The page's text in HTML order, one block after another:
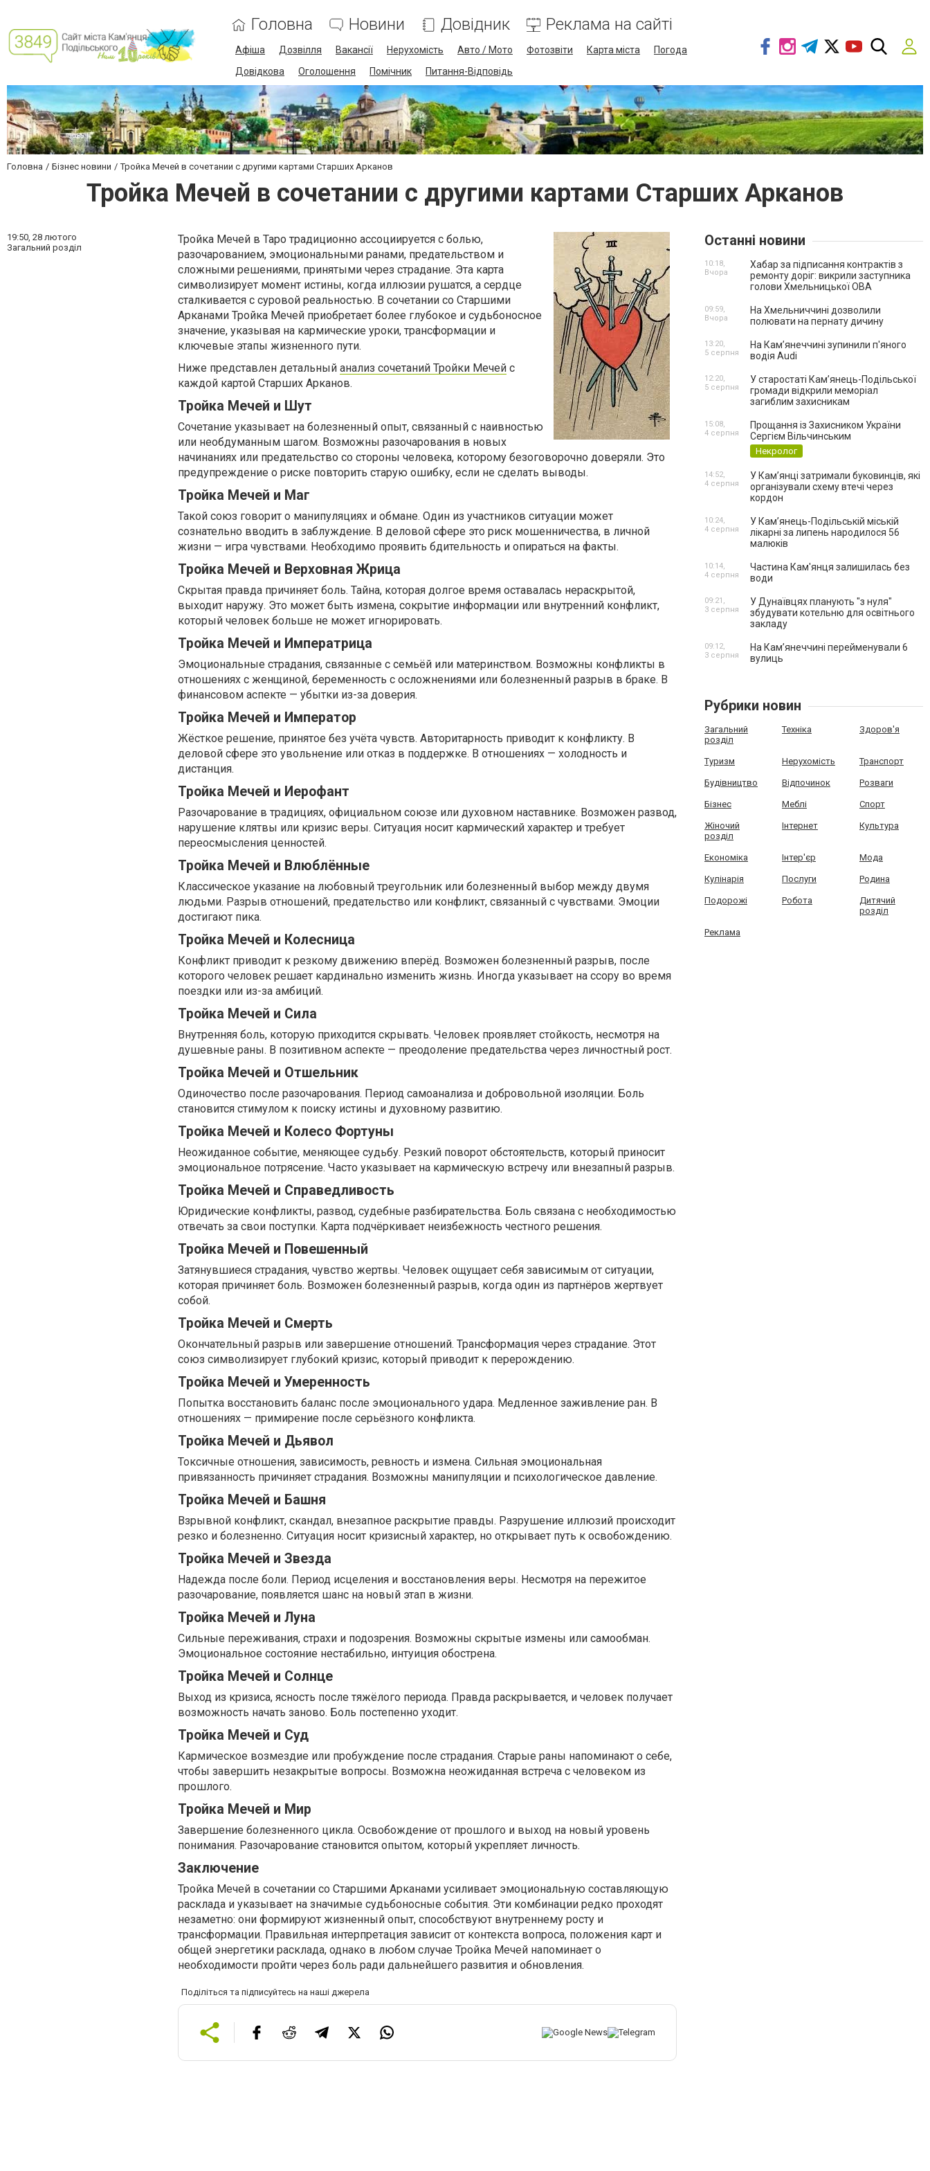
Головна Новини Довідник Реклама на сайті
Афіша Дозвілля Вакансії Нерухомість Авто / Мото Фотозвіти Карта міста
Погода
Довідкова
Оголошення Помічник Питання-Відповідь
Головна Бізнес новини Тройка Мечей в сочетании с другими картами Старших Арканов
Тройка Мечей в сочетании с другими картами Старших Арканов
19:50, 28 лютого
Загальний розділ
Тройка Мечей в Таро традиционно ассоциируется с болью,
разочарованием, эмоциональными ранами, предательством и
сложными решениями, принятыми через страдание. Эта карта
символизирует момент истины, когда иллюзии рушатся, а сердце
сталкивается с суровой реальностью. В сочетании со Старшими
Арканами Тройка Мечей приобретает более глубокое и судьбоносное
значение, указывая на кармические уроки, трансформации и
ключевые этапы жизненного пути.
Ниже представлен детальный анализ сочетаний Тройки Мечей с
каждой картой Старших Арканов.
Тройка Мечей и Шут
Сочетание указывает на болезненный опыт, связанный с наивностью
или необдуманным шагом. Возможны разочарования в новых
начинаниях или предательство со стороны человека, которому безоговорочно доверяли. Это
предупреждение о риске повторить старую ошибку, если не сделать выводы.
Тройка Мечей и Маг
Такой союз говорит о манипуляциях и обмане. Один из участников ситуации может
сознательно вводить в заблуждение. В деловой сфере это риск мошенничества, в личной
жизни — игра чувствами. Необходимо проявить бдительность и опираться на факты.
Тройка Мечей и Верховная Жрица
Скрытая правда причиняет боль. Тайна, которая долгое время оставалась нераскрытой,
выходит наружу. Это может быть измена, сокрытие информации или внутренний конфликт,
который человек больше не может игнорировать.
Тройка Мечей и Императрица
Эмоциональные страдания, связанные с семьёй или материнством. Возможны конфликты в
отношениях с женщиной, беременность с осложнениями или болезненный разрыв в браке. В
финансовом аспекте — убытки из-за доверия.
Тройка Мечей и Император
Жёсткое решение, принятое без учёта чувств. Авторитарность приводит к конфликту. В
деловой сфере это увольнение или отказ в поддержке. В отношениях — холодность и
дистанция.
Тройка Мечей и Иерофант
Разочарование в традициях, официальном союзе или духовном наставнике. Возможен развод,
нарушение клятвы или кризис веры. Ситуация носит кармический характер и требует
переосмысления ценностей.
Тройка Мечей и Влюблённые
Классическое указание на любовный треугольник или болезненный выбор между двумя
людьми. Разрыв отношений, предательство или конфликт, связанный с чувствами. Эмоции
достигают пика.
Тройка Мечей и Колесница
Конфликт приводит к резкому движению вперёд. Возможен болезненный разрыв, после
которого человек решает кардинально изменить жизнь. Иногда указывает на ссору во время
поездки или из-за амбиций.
Тройка Мечей и Сила
Внутренняя боль, которую приходится скрывать. Человек проявляет стойкость, несмотря на
душевные раны. В позитивном аспекте — преодоление предательства через личностный рост.
Тройка Мечей и Отшельник
Одиночество после разочарования. Период самоанализа и добровольной изоляции. Боль
становится стимулом к поиску истины и духовному развитию.
Тройка Мечей и Колесо Фортуны
Неожиданное событие, меняющее судьбу. Резкий поворот обстоятельств, который приносит
эмоциональное потрясение. Часто указывает на кармическую встречу или внезапный разрыв.
Тройка Мечей и Справедливость
Юридические конфликты, развод, судебные разбирательства. Боль связана с необходимостью
отвечать за свои поступки. Карта подчёркивает неизбежность честного решения.
Тройка Мечей и Повешенный
Затянувшиеся страдания, чувство жертвы. Человек ощущает себя зависимым от ситуации,
которая причиняет боль. Возможен болезненный разрыв, когда один из партнёров жертвует
собой.
Тройка Мечей и Смерть
Окончательный разрыв или завершение отношений. Трансформация через страдание. Этот
союз символизирует глубокий кризис, который приводит к перерождению.
Тройка Мечей и Умеренность
Попытка восстановить баланс после эмоционального удара. Медленное заживление ран. В
отношениях — примирение после серьёзного конфликта.
Тройка Мечей и Дьявол
Токсичные отношения, зависимость, ревность и измена. Сильная эмоциональная
привязанность причиняет страдания. Возможны манипуляции и психологическое давление.
Тройка Мечей и Башня
Взрывной конфликт, скандал, внезапное раскрытие правды. Разрушение иллюзий происходит
резко и болезненно. Ситуация носит кризисный характер, но открывает путь к освобождению.
Тройка Мечей и Звезда
Надежда после боли. Период исцеления и восстановления веры. Несмотря на пережитое
разочарование, появляется шанс на новый этап в жизни.
Тройка Мечей и Луна
Сильные переживания, страхи и подозрения. Возможны скрытые измены или самообман.
Эмоциональное состояние нестабильно, интуиция обострена.
Тройка Мечей и Солнце
Выход из кризиса, ясность после тяжёлого периода. Правда раскрывается, и человек получает
возможность начать заново. Боль постепенно уходит.
Тройка Мечей и Суд
Кармическое возмездие или пробуждение после страдания. Старые раны напоминают о себе,
чтобы завершить незакрытые вопросы. Возможна неожиданная встреча с человеком из
прошлого.
Тройка Мечей и Мир
Завершение болезненного цикла. Освобождение от прошлого и выход на новый уровень
понимания. Разочарование становится опытом, который укрепляет личность.
Заключение
Тройка Мечей в сочетании со Старшими Арканами усиливает эмоциональную составляющую
расклада и указывает на значимые судьбоносные события. Эти комбинации редко проходят
незаметно: они формируют жизненный опыт, способствуют внутреннему росту и
трансформации. Правильная интерпретация зависит от контекста вопроса, положения карт и
общей энергетики расклада, однако в любом случае Тройка Мечей напоминает о
необходимости пройти через боль ради дальнейшего развития и обновления.
Поділіться та підписуйтесь на наші джерела
Останні новини
Хабар за підписання контрактів з
ремонту доріг: викрили заступника
голови Хмельницької ОВА
10:18,
Вчора
На Хмельниччині дозволили
полювати на пернату дичину
09:59,
Вчора
На Камʼянеччині зупинили п'яного
водія Audi
13:20,
5 серпня
У старостаті Кам’янець-Подільської
громади відкрили меморіал
загиблим захисникам
12:20,
5 серпня
Прощання із Захисником України
Сергієм Вільчинським
Некролог
15:08,
4 серпня
У Кам’янці затримали буковинців, які
організували схему втечі через
кордон
14:52,
4 серпня
У Кам’янець-Подільській міській
лікарні за липень народилося 56
малюків
10:24,
4 серпня
Частина Кам'янця залишилась без
води
10:14,
4 серпня
У Дунаївцях планують "з нуля"
збудувати котельню для освітнього
закладу
09:21,
3 серпня
На Камʼянеччині перейменували 6
вулиць
09:12,
3 серпня
Рубрики новин
Загальний
розділ
Техніка Здоров'я
Туризм Нерухомість Транспорт
Будівництво Відпочинок Розваги
Бізнес Меблі Спорт
Жіночий
розділ
Інтернет Культура
Економіка Інтер'єр Мода
Кулінарія Послуги Родина
Подорожі Робота
Дитячий
розділ
Реклама